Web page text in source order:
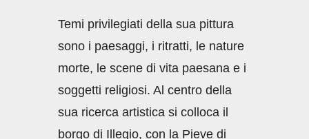
Temi privilegiati della sua pittura
sono i paesaggi, i ritratti, le nature
morte, le scene di vita paesana e i
soggetti religiosi. Al centro della
sua ricerca artistica si colloca il
borgo di Illegio, con la Pieve di